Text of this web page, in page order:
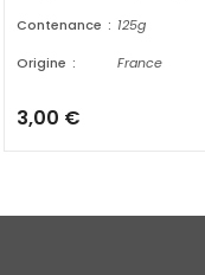
Contenance
125g
Origine
France
3,00 €